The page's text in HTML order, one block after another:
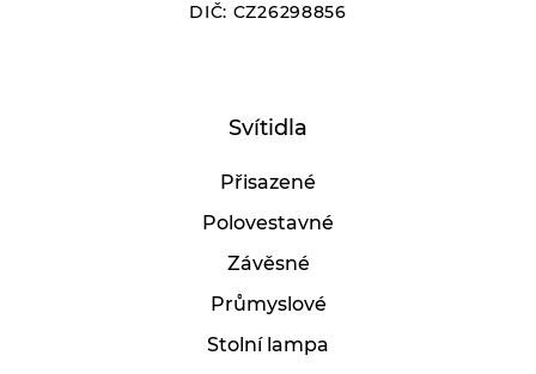
DIČ: CZ26298856
Svítidla
Přisazené
Polovestavné
Závěsné
Průmyslové
Stolní lampa